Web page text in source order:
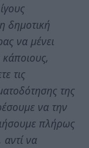
δημοτική
να μένει
τις
της
να την
πλήρως
να